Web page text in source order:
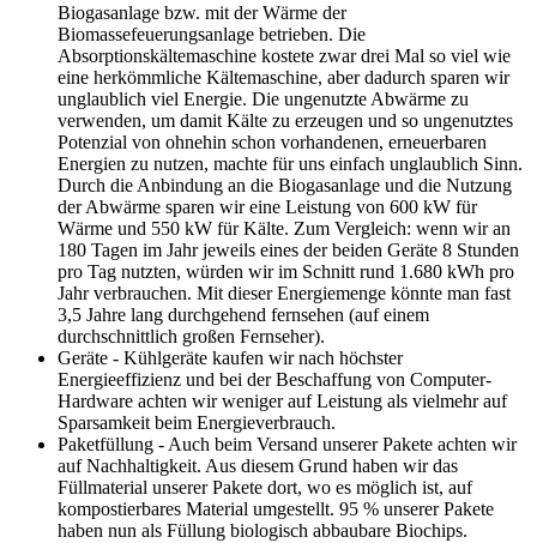
Biogasanlage bzw. mit der Wärme der
Biomassefeuerungsanlage betrieben. Die
Absorptionskältemaschine kostete zwar drei Mal so viel wie
eine herkömmliche Kältemaschine, aber dadurch sparen wir
unglaublich viel Energie. Die ungenutzte Abwärme zu
verwenden, um damit Kälte zu erzeugen und so ungenutztes
Potenzial von ohnehin schon vorhandenen, erneuerbaren
Energien zu nutzen, machte für uns einfach unglaublich Sinn.
Durch die Anbindung an die Biogasanlage und die Nutzung
der Abwärme sparen wir eine Leistung von 600 kW für
Wärme und 550 kW für Kälte. Zum Vergleich: wenn wir an
180 Tagen im Jahr jeweils eines der beiden Geräte 8 Stunden
pro Tag nutzten, würden wir im Schnitt rund 1.680 kWh pro
Jahr verbrauchen. Mit dieser Energiemenge könnte man fast
3,5 Jahre lang durchgehend fernsehen (auf einem
durchschnittlich großen Fernseher).
Geräte - Kühlgeräte kaufen wir nach höchster
Energieeffizienz und bei der Beschaffung von Computer-
Hardware achten wir weniger auf Leistung als vielmehr auf
Sparsamkeit beim Energieverbrauch.
Paketfüllung - Auch beim Versand unserer Pakete achten wir
auf Nachhaltigkeit. Aus diesem Grund haben wir das
Füllmaterial unserer Pakete dort, wo es möglich ist, auf
kompostierbares Material umgestellt. 95 % unserer Pakete
haben nun als Füllung biologisch abbaubare Biochips.